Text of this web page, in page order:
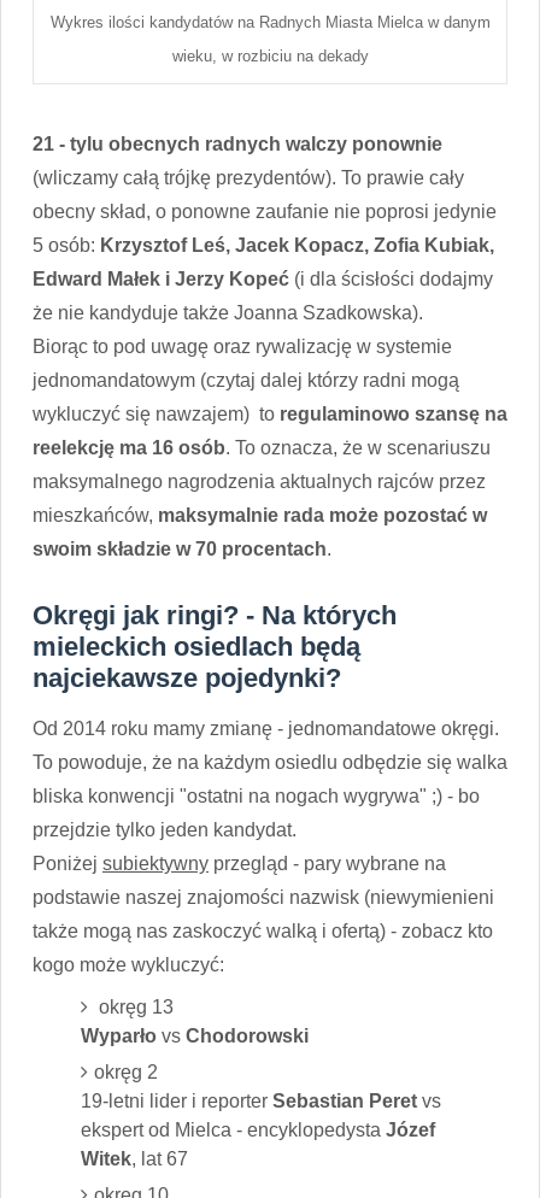
Wykres ilości kandydatów na Radnych Miasta Mielca w danym
wieku, w rozbiciu na dekady
21 - tylu obecnych radnych walczy ponownie
(wliczamy całą trójkę prezydentów). To prawie cały
obecny skład, o ponowne zaufanie nie poprosi jedynie
5 osób: Krzysztof Leś, Jacek Kopacz, Zofia Kubiak,
Edward Małek i Jerzy Kopeć (i dla ścisłości dodajmy
że nie kandyduje także Joanna Szadkowska).
Biorąc to pod uwagę oraz rywalizację w systemie
jednomandatowym (czytaj dalej którzy radni mogą
wykluczyć się nawzajem) to regulaminowo szansę na
reelekcję ma 16 osób. To oznacza, że w scenariuszu
maksymalnego nagrodzenia aktualnych rajców przez
mieszkańców, maksymalnie rada może pozostać w
swoim składzie w 70 procentach.
Okręgi jak ringi? - Na których
mieleckich osiedlach będą
najciekawsze pojedynki?
Od 2014 roku mamy zmianę - jednomandatowe okręgi.
To powoduje, że na każdym osiedlu odbędzie się walka
bliska konwencji "ostatni na nogach wygrywa" ;) - bo
przejdzie tylko jeden kandydat.
Poniżej subiektywny przegląd - pary wybrane na
podstawie naszej znajomości nazwisk (niewymienieni
także mogą nas zaskoczyć walką i ofertą) - zobacz kto
kogo może wykluczyć:
okręg 13
Wyparło vs Chodorowski
okręg 2
19-letni lider i reporter Sebastian Peret vs
ekspert od Mielca - encyklopedysta Józef
Witek, lat 67